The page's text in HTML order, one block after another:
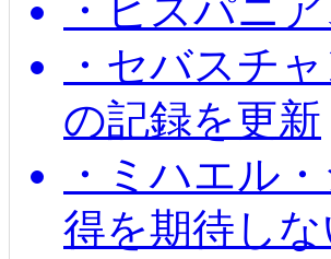
・ヒスパニ
・セバスチ
の記録を更新
・ミハエル
得を期待し